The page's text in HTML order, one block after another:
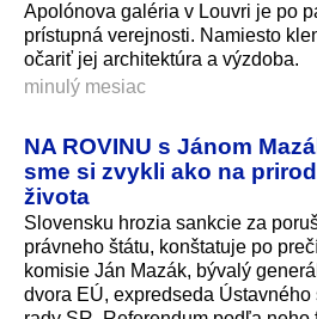
Apolónova galéria v Louvri je po
prístupná verejnosti. Namiesto
očariť jej architektúra a výzdoba.
minulý mesiac
NA ROVINU s Jánom
sme si zvykli ako na
života
Slovensku hrozia sankcie za
právneho štátu, konštatuje po
komisie Ján Mazák, bývalý
dvora EÚ, expredseda